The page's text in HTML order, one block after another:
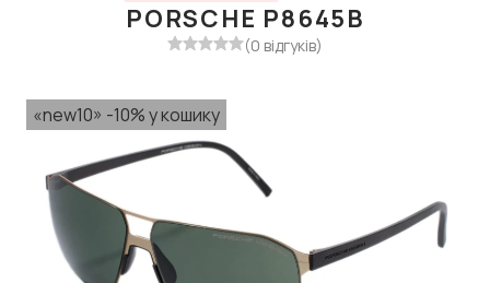
PORSCHE P8645B
(0 відгуків)
«new10» -10% у кошику